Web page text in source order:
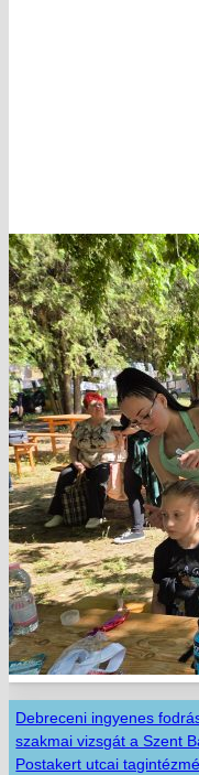
Debreceni ingyenes
szakmai vizsgát a Szent
Postakert utcai